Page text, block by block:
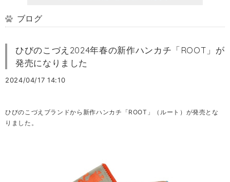
ブログ
ひびのこづえ2024年春の新作ハンカチ「ROOT」が
発売になりました
2024/04/17 14:10
ひびのこづえブランドから新作ハンカチ「ROOT」（ルート）が発売とな
りました。